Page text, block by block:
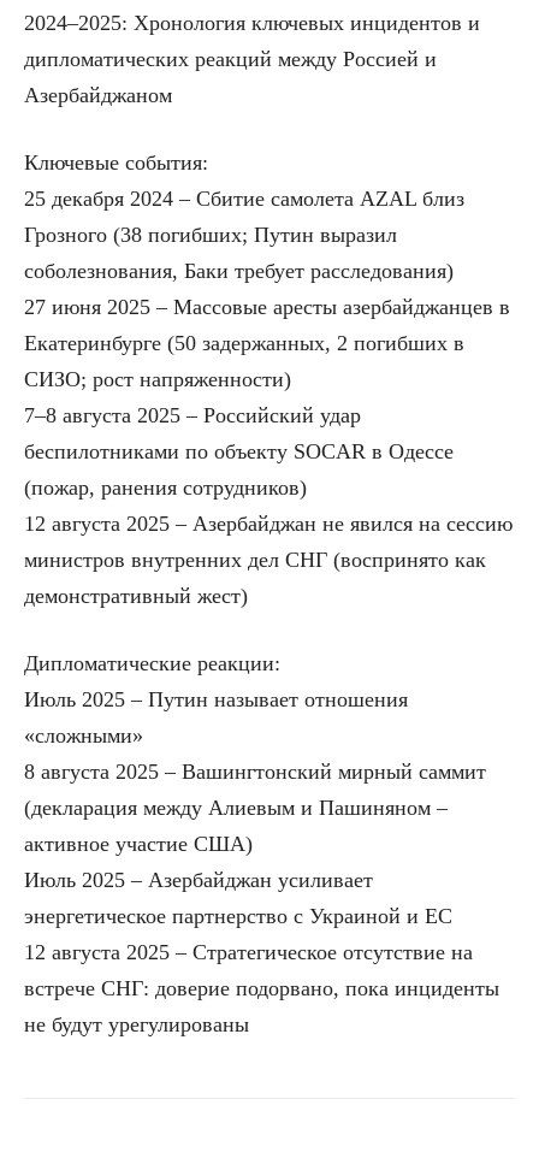
2024–2025: Хронология ключевых инцидентов и
дипломатических реакций между Россией и
Азербайджаном
Ключевые события:
25 декабря 2024 – Сбитие самолета AZAL близ
Грозного (38 погибших; Путин выразил
соболезнования, Баки требует расследования)
27 июня 2025 – Массовые аресты азербайджанцев в
Екатеринбурге (50 задержанных, 2 погибших в
СИЗО; рост напряженности)
7–8 августа 2025 – Российский удар
беспилотниками по объекту SOCAR в Одессе
(пожар, ранения сотрудников)
12 августа 2025 – Азербайджан не явился на сессию
министров внутренних дел СНГ (воспринято как
демонстративный жест)
Дипломатические реакции:
Июль 2025 – Путин называет отношения
«сложными»
8 августа 2025 – Вашингтонский мирный саммит
(декларация между Алиевым и Пашиняном –
активное участие США)
Июль 2025 – Азербайджан усиливает
энергетическое партнерство с Украиной и ЕС
12 августа 2025 – Стратегическое отсутствие на
встрече СНГ: доверие подорвано, пока инциденты
не будут урегулированы